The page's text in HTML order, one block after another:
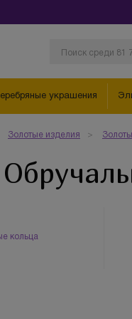
украшения
Золотые изделия
кольца